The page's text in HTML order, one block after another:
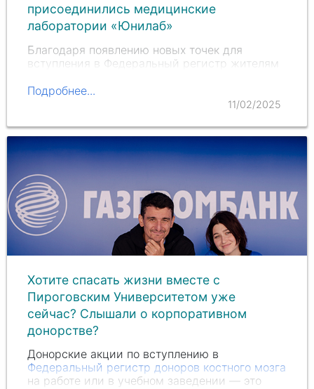
присоединились медицинские
лаборатории «Юнилаб»
Благодаря появлению новых точек для
вступления в Федеральный регистр жителям
пунктов стало удобнее внести свой вклад в
спасение жизней тяжелобольных пациентов.
Подробнее...
11/02/2025
Хотите спасать жизни вместе с
Пироговским Университетом уже
сейчас? Слышали о корпоративном
донорстве?
Донорские акции по вступлению в
Федеральный регистр доноров костного мозга
на работе или в учебном заведении — это